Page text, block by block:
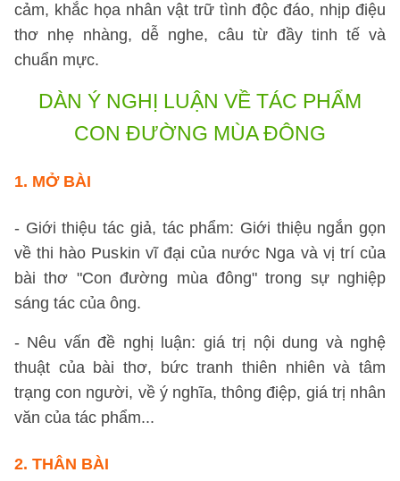
cảm, khắc họa nhân vật trữ tình độc đáo, nhịp điệu
thơ nhẹ nhàng, dễ nghe, câu từ đầy tinh tế và
chuẩn mực.
DÀN Ý NGHỊ LUẬN VỀ TÁC PHẨM
CON ĐƯỜNG MÙA ĐÔNG
1. MỞ BÀI
- Giới thiệu tác giả, tác phẩm: Giới thiệu ngắn gọn
về thi hào Puskin vĩ đại của nước Nga và vị trí của
bài thơ "Con đường mùa đông" trong sự nghiệp
sáng tác của ông.
- Nêu vấn đề nghị luận: giá trị nội dung và nghệ
thuật của bài thơ, bức tranh thiên nhiên và tâm
trạng con người, về ý nghĩa, thông điệp, giá trị nhân
văn của tác phẩm...
2. THÂN BÀI